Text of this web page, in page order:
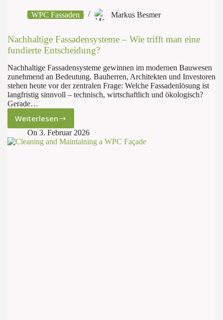
WPC Fassaden Markus Besmer
Nachhaltige Fassadensysteme – Wie trifft man eine
fundierte Entscheidung?
Nachhaltige Fassadensysteme gewinnen im modernen Bauwesen
zunehmend an Bedeutung. Bauherren, Architekten und Investoren
stehen heute vor der zentralen Frage: Welche Fassadenlösung ist
langfristig sinnvoll – technisch, wirtschaftlich und ökologisch?
Gerade…
WeiterlesenNachhaltige
Fassadensysteme
–
On 3. Februar 2026